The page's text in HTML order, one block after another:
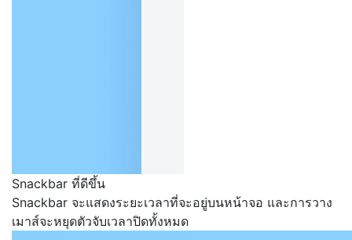
Snackbar ที่ดีขึ้น
Snackbar จะแสดงระยะเวลาที่จะอยู่บนหน้าจอ และการวาง
เมาส์จะหยุดตัวจับเวลาปิดทั้งหมด